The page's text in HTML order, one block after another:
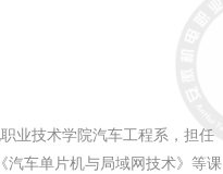
业技术学院汽车工程系，担任
汽车单片机与局域网技术》等课